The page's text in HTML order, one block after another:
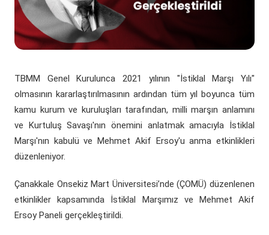
TBMM Genel Kurulunca 2021 yılının "İstiklal Marşı Yılı"
olmasının kararlaştırılmasının ardından tüm yıl boyunca tüm
kamu kurum ve kuruluşları tarafından, milli marşın anlamını
ve Kurtuluş Savaşı'nın önemini anlatmak amacıyla İstiklal
Marşı'nın kabulü ve Mehmet Akif Ersoy'u anma etkinlikleri
düzenleniyor.
Çanakkale Onsekiz Mart Üniversitesi’nde (ÇOMÜ) düzenlenen
etkinlikler kapsamında İstiklal Marşımız ve Mehmet Akif
Ersoy Paneli gerçekleştirildi.
Kurumsal Değerlendirme Sistemi
Fahri Doktora Ünvanı
Kurumsal Logo
Döner Sermaye(yeni sekmede açılır)
Uluslararası Danışma Kurulu
Daire Başkanlıkları
Koordinatörlükler
İç Denetim Birim B. (yeni sekmede açılır)
ÇOMÜ Marşı
Üniversite Hastaneleri
Araştırma Laboratuarları (yeni sekmede açılır)
Araştırma Merkezleri
Lisansüstü Eğitim Enstitüsü (yeni sekmede açılır)
Çanakkale Teknopark (yeni sekmede açılır)
Etik Kurulları
Öğrenci Dekanlığı(yeni sekmede açılır)
Öğrenci Kulüpleri Haberleri
Psikolojik Danışmanlık Rehberlik(yeni sekmede açılır)
Engelli Öğrenci Birimi(yeni sekmede açılır)